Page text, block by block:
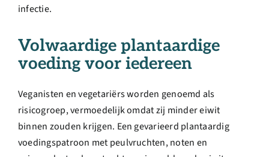
infectie.
Volwaardige plantaardige
voeding voor iedereen
Veganisten en vegetariërs worden genoemd als
risicogroep, vermoedelijk omdat zij minder eiwit
binnen zouden krijgen. Een gevarieerd plantaardig
voedingspatroon met peulvruchten, noten en